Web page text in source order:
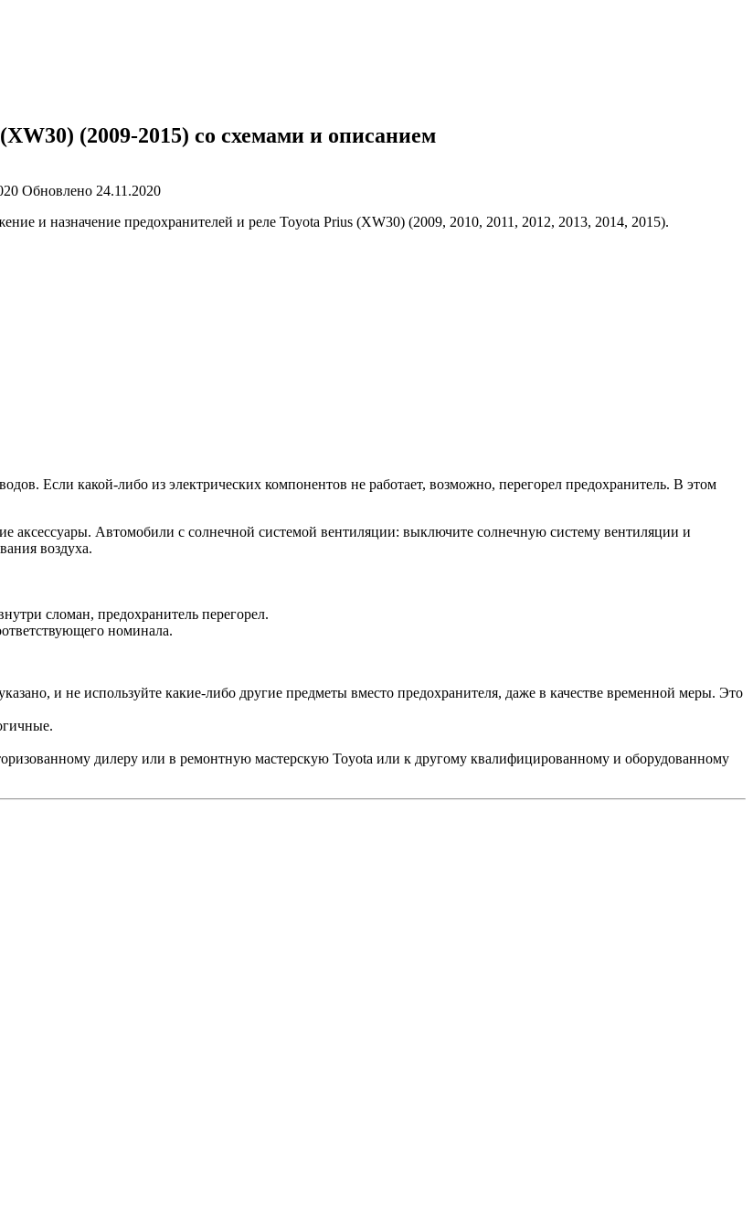
(2009-2015) со схемами и описанием
Обновлено 24.11.2020
и назначение предохранителей и реле Toyota Prius (XW30) (2009, 2010, 2011, 2012, 2013, 2014, 2015).
Если какой-либо из электрических компонентов не работает, возможно, перегорел предохранитель. В этом
аксессуары. Автомобили с солнечной системой вентиляции: выключите солнечную систему вентиляции и
воздуха.
сломан, предохранитель перегорел.
номинала.
и не используйте какие-либо другие предметы вместо предохранителя, даже в качестве временной меры. Это
дилеру или в ремонтную мастерскую Toyota или к другому квалифицированному и оборудованному